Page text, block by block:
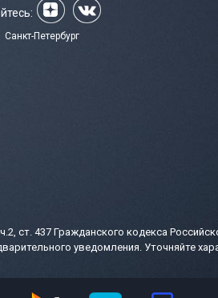
Санкт-Петербург
ст. 437 Гражданского кодекса
уведомления. Уточняйте